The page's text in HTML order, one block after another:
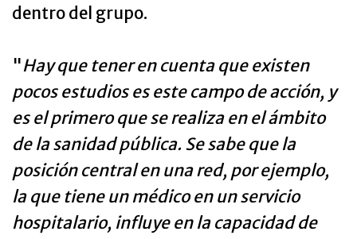
dentro del grupo.
"Hay que tener en cuenta que existen
pocos estudios es este campo de acción, y
es el primero que se realiza en el ámbito
de la sanidad pública. Se sabe que la
posición central en una red, por ejemplo,
la que tiene un médico en un servicio
hospitalario, influye en la capacidad de